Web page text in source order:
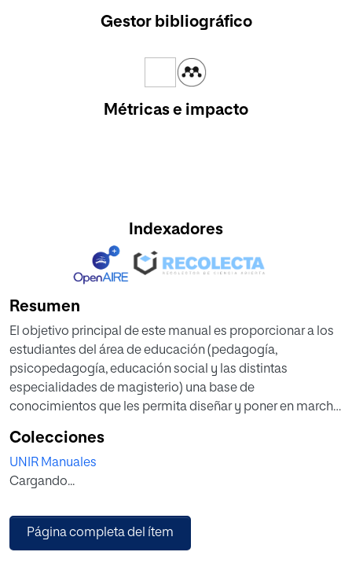
Gestor bibliográfico
Métricas e impacto
Indexadores
Resumen
El objetivo principal de este manual es proporcionar a los
estudiantes del área de educación (pedagogía,
psicopedagogía, educación social y las distintas
especialidades de magisterio) una base de
conocimientos que les permita diseñar y poner en marcha
Es importante despertar en los profesionales de la
educación un espíritu indagador y abierto a los cambios,
ofreciéndoles los instrumentos necesarios para que sean
procesos de transformación y mejora de los centros
educativos y las aulas.
Colecciones
UNIR Manuales
Cargando...
Página completa del ítem